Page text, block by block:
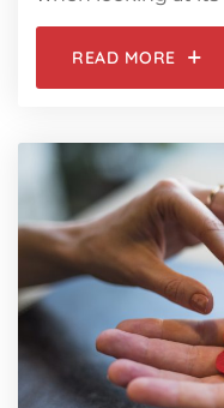
READ MORE